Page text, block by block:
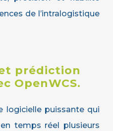
de l’intralogistique
prédiction
OpenWCS.
logicielle puissante qui
temps réel plusieurs